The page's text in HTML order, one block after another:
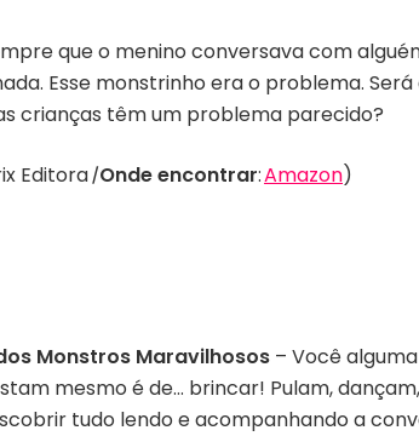
que o menino conversava com
Esse monstrinho era o problema.
crianças têm um problema parecido?
Editora|Onde encontrar:Amazon)
Monstros Maravilhosos – Você
mesmo é de… brincar! Pulam,
tudo lendo e acompanhando a